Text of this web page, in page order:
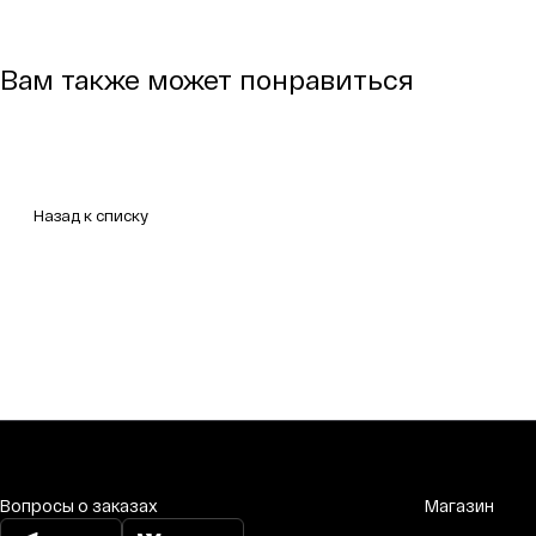
Вам также может понравиться
Назад к списку
Вопросы о заказах Магазин